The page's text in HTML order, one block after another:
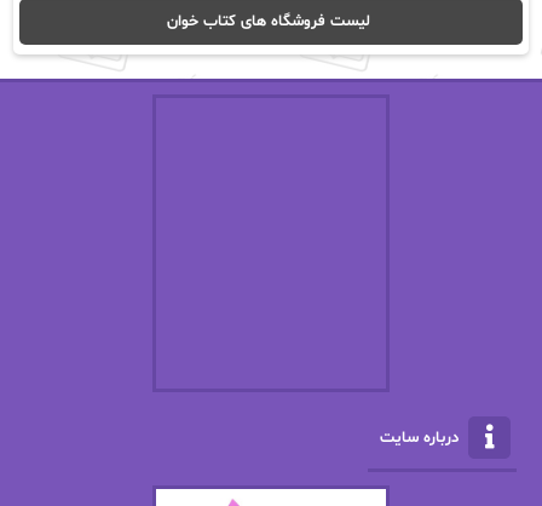
اریک مورگنشترن از نیلوفر لاری
الناز محمدی
لیست فروشگاه های کتاب خوان
درباره سایت